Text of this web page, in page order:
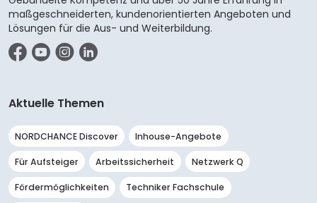
maßgeschneiderten, kundenorientierten Angeboten und
Lösungen für die Aus- und Weiterbildung.
Aktuelle Themen
NORDCHANCE Discover Inhouse-Angebote
Für Aufsteiger Arbeitssicherheit Netzwerk Q
Fördermöglichkeiten Techniker Fachschule